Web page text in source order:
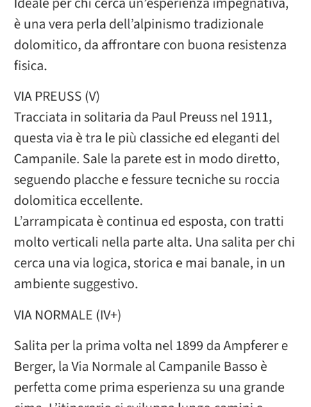
è una vera perla dell’alpinismo tradizionale
dolomitico, da affrontare con buona resistenza
fisica.
VIA PREUSS (V)
Tracciata in solitaria da Paul Preuss nel 1911,
questa via è tra le più classiche ed eleganti del
Campanile. Sale la parete est in modo diretto,
seguendo placche e fessure tecniche su roccia
dolomitica eccellente.
L’arrampicata è continua ed esposta, con tratti
molto verticali nella parte alta. Una salita per chi
cerca una via logica, storica e mai banale, in un
ambiente suggestivo.
VIA NORMALE (IV+)
Salita per la prima volta nel 1899 da Ampferer e
Berger, la Via Normale al Campanile Basso è
perfetta come prima esperienza su una grande